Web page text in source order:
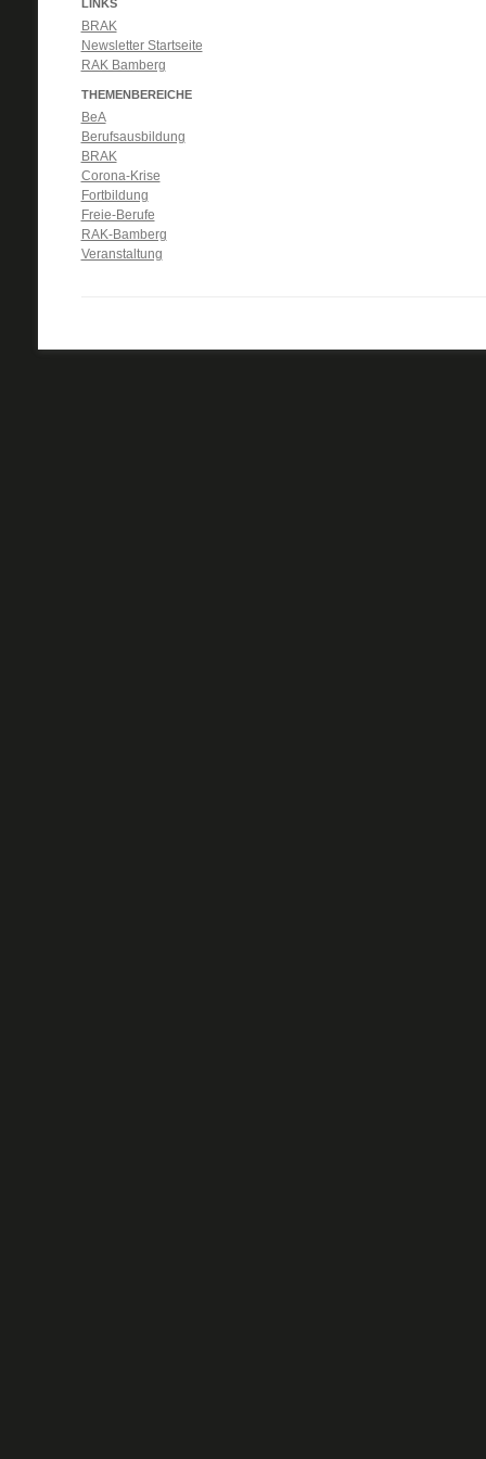
LINKS
BRAK
Newsletter Startseite
RAK Bamberg
THEMENBEREICHE
BeA
Berufsausbildung
BRAK
Corona-Krise
Fortbildung
Freie-Berufe
RAK-Bamberg
Veranstaltung